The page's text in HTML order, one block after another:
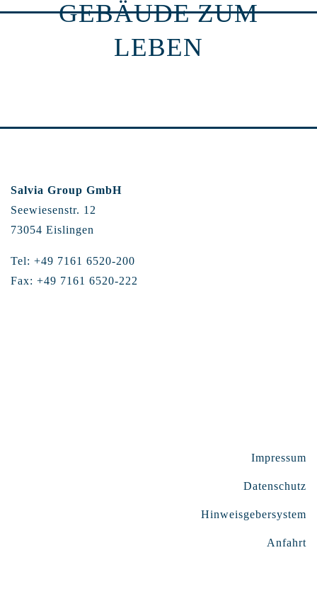
GEBÄUDE ZUM
LEBEN
Salvia Group GmbH
Seewiesenstr. 12
73054 Eislingen
Tel: +49 7161 6520-200
Fax: +49 7161 6520-222
Impressum
Datenschutz
Hinweisgebersystem
Anfahrt